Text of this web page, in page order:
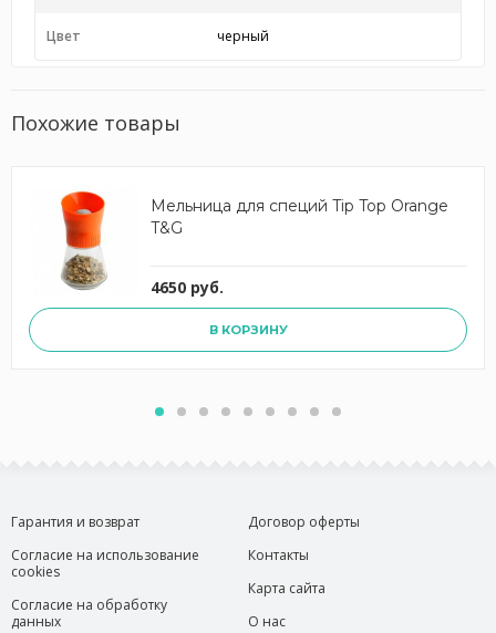
Цвет черный
Похожие товары
Мельница для специй Tip Top Orange
T&G
4650 руб.
В КОРЗИНУ
Гарантия и возврат
Согласие на использование
cookies
Согласие на обработку
данных
Договор оферты
Контакты
Карта сайта
О нас